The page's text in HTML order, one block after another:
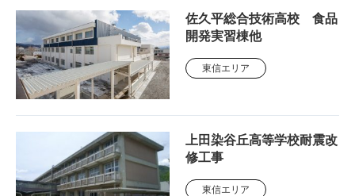
佐久平総合技術高校 食品
開発実習棟他
東信エリア
上田染谷丘高等学校耐震改
修工事
東信エリア